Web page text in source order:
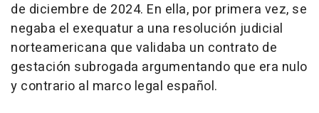
de diciembre de 2024. En ella, por primera vez, se
negaba el exequatur a una resolución judicial
norteamericana que validaba un contrato de
gestación subrogada argumentando que era nulo
y contrario al marco legal español.